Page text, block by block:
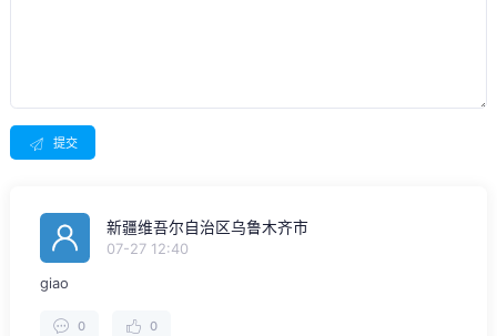
提交
新疆维吾尔自治区乌鲁木齐市
07-27 12:40
giao
0 0